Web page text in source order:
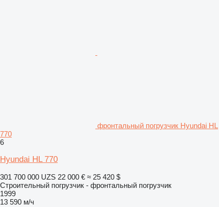
фронтальный погрузчик Hyundai HL
770
6
Hyundai HL 770
301 700 000 UZS 22 000 € ≈ 25 420 $
Строительный погрузчик - фронтальный погрузчик
1999
13 590 м/ч